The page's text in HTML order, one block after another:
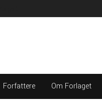
Forfattere Om Forlaget